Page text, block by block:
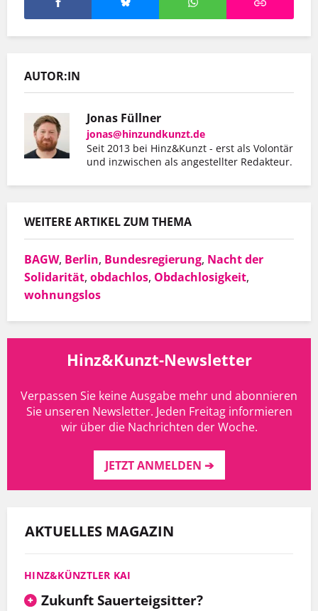
AUTOR:IN
Jonas Füllner
jonas@hinzundkunzt.de
Seit 2013 bei Hinz&Kunzt - erst als Volontär
und inzwischen als angestellter Redakteur.
WEITERE ARTIKEL ZUM THEMA
BAGW, Berlin, Bundesregierung, Nacht der
Solidarität, obdachlos, Obdachlosigkeit,
wohnungslos
Hinz&Kunzt-Newsletter
Verpassen Sie keine Ausgabe mehr und abonnieren
Sie unseren Newsletter. Jeden Freitag informieren
wir über die Nachrichten der Woche.
JETZT ANMELDEN ➔
AKTUELLES MAGAZIN
HINZ&KÜNZTLER KAI
Zukunft Sauerteigsitter?